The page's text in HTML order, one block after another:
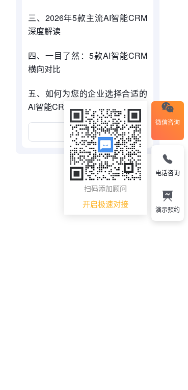
三、2026年5款主流AI智能CRM
深度解读
四、一目了然：5款AI智能CRM
横向对比
五、如何为您的企业选择合适的
AI智能CRM？
展开更多
微信咨询
扫码添加顾问
开启极速对接
电话咨询
演示预约